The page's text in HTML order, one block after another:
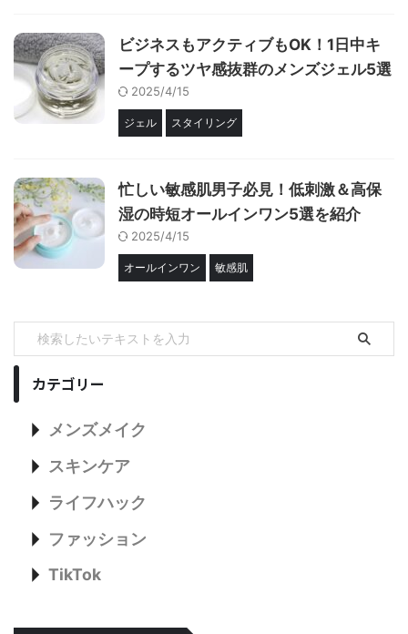
ビジネスもアクティブもOK！1日中キ
ープするツヤ感抜群のメンズジェル5選
2025/4/15
ジェル スタイリング
忙しい敏感肌男子必見！低刺激＆高保
湿の時短オールインワン5選を紹介
2025/4/15
オールインワン 敏感肌
カテゴリー
メンズメイク
スキンケア
ライフハック
ファッション
TikTok